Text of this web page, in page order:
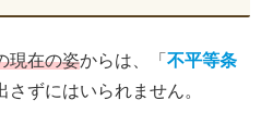
現在の姿からは、「 不平等条
さずにはいられません。